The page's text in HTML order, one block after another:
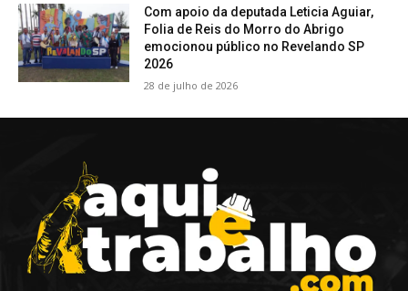
Com apoio da deputada Leticia Aguiar,
Folia de Reis do Morro do Abrigo
emocionou público no Revelando SP
2026
28 de julho de 2026